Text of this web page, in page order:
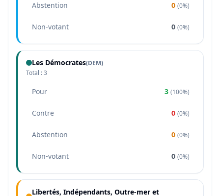
Abstention 0 (0%)
Non-votant 0 (0%)
Les Démocrates(DEM)
Total :3
Pour 3 (100%)
Contre 0 (0%)
Abstention 0 (0%)
Non-votant 0 (0%)
Libertés, Indépendants, Outre-mer et